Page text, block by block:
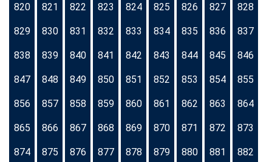
820 821 822 823 824 825 826 827 828
829 830 831 832 833 834 835 836 837
838 839 840 841 842 843 844 845 846
847 848 849 850 851 852 853 854 855
856 857 858 859 860 861 862 863 864
865 866 867 868 869 870 871 872 873
874 875 876 877 878 879 880 881 882